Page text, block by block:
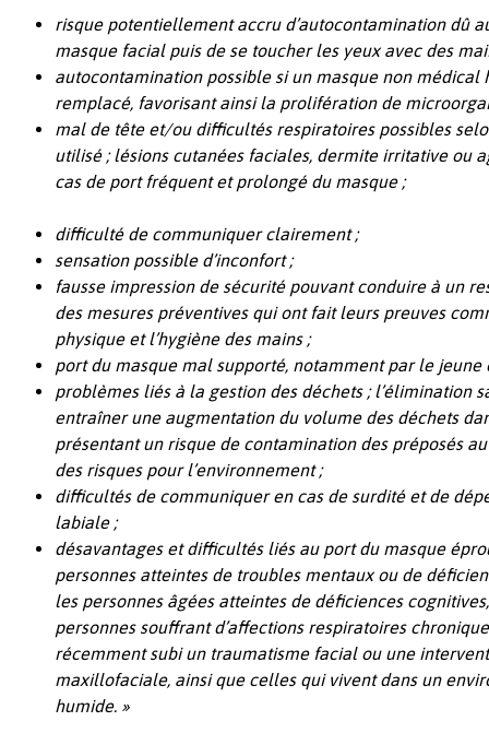
risque potentiellement accru d’autocontamination dû
masque facial puis de se toucher les yeux avec des
autocontamination possible si un masque non médical
remplacé, favorisant ainsi la prolifération de
mal de tête et/ou difficultés respiratoires possibles
utilisé ;lésions cutanées faciales, dermite irritative ou
cas de port fréquent et prolongé du masque;
difficulté de communiquer clairement ;
sensation possible d’inconfort ;
fausse impression de sécurité pouvant conduire à un
des mesures préventives qui ont fait leurs preuves
physique et l’hygiène des mains ;
port du masque mal supporté, notamment par le jeune
problèmes liés à la gestion des déchets ; l’élimination
entraîner une augmentation du volume des déchets
présentant un risque de contamination des préposés
des risques pour l’environnement ;
difficultés de communiquer en cas de surdité et de
labiale ;
désavantages et difficultés liés au port du masque
personnes atteintes de troubles mentaux ou de
les personnes âgées atteintes de déficiences
personnes souffrant d’affections respiratoires
récemment subi un traumatisme facial ou une
maxillofaciale, ainsi que celles qui vivent dans un
humide. »